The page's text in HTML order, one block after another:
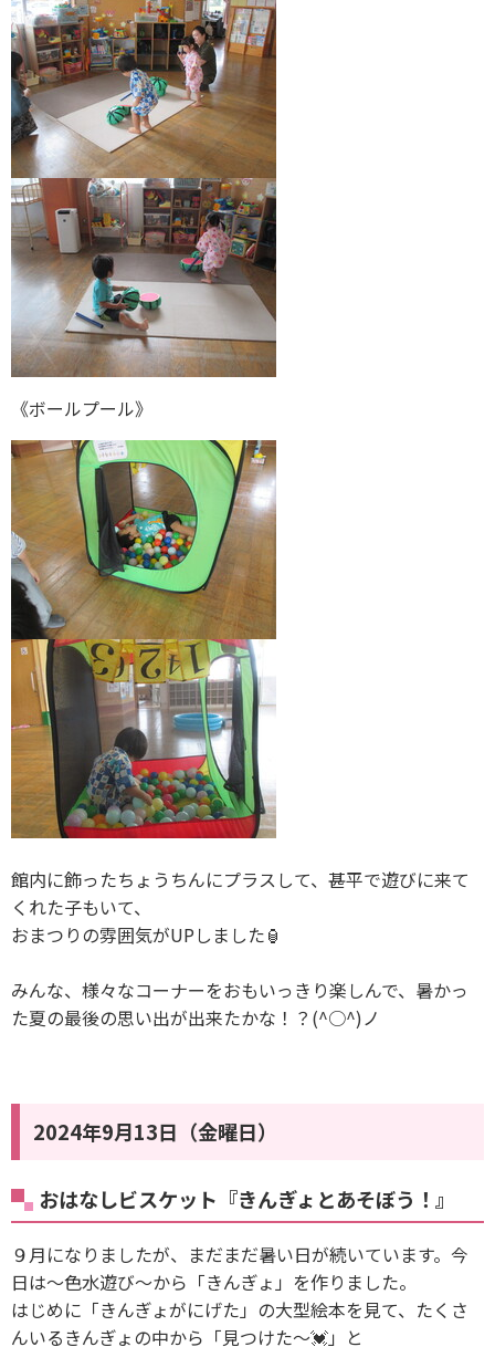
《ボールプール》
館内に飾ったちょうちんにプラスして、甚平で遊びに来て
くれた子もいて、
おまつりの雰囲気がUPしました🏮
みんな、様々なコーナーをおもいっきり楽しんで、暑かっ
た夏の最後の思い出が出来たかな！？(^○^)ノ
2024年9月13日（金曜日）
おはなしビスケット『きんぎょとあそぼう！』
９月になりましたが、まだまだ暑い日が続いています。今
日は〜色水遊び〜から「きんぎょ」を作りました。
はじめに「きんぎょがにげた」の大型絵本を見て、たくさ
んいるきんぎょの中から「見つけた〜💓」と